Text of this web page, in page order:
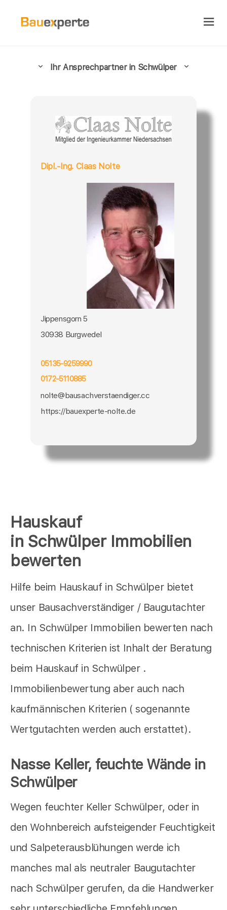
Hauskauf
in Schwülper Immobilien
bewerten
Hilfe beim Hauskauf in Schwülper bietet
unser Bausachverständiger / Baugutachter
an. In Schwülper Immobilien bewerten nach
technischen Kriterien ist Inhalt der Beratung
beim Hauskauf in Schwülper .
Immobilienbewertung aber auch nach
kaufmännischen Kriterien ( sogenannte
Wertgutachten werden auch erstattet).
Nasse Keller, feuchte Wände in
Schwülper
Wegen feuchter Keller Schwülper, oder in
den Wohnbereich aufsteigender Feuchtigkeit
und Salpeterausblühungen werde ich
manches mal als neutraler Baugutachter
nach Schwülper gerufen, da die Handwerker
Ihr Ansprechpartner in Schwülper
Dipl.-Ing. Claas Nolte
Jippensgorn 5
30938 Burgwedel
05135-9259990
0172-5110885
nolte@bausachverstaendiger.cc
https://bauexperte-nolte.de